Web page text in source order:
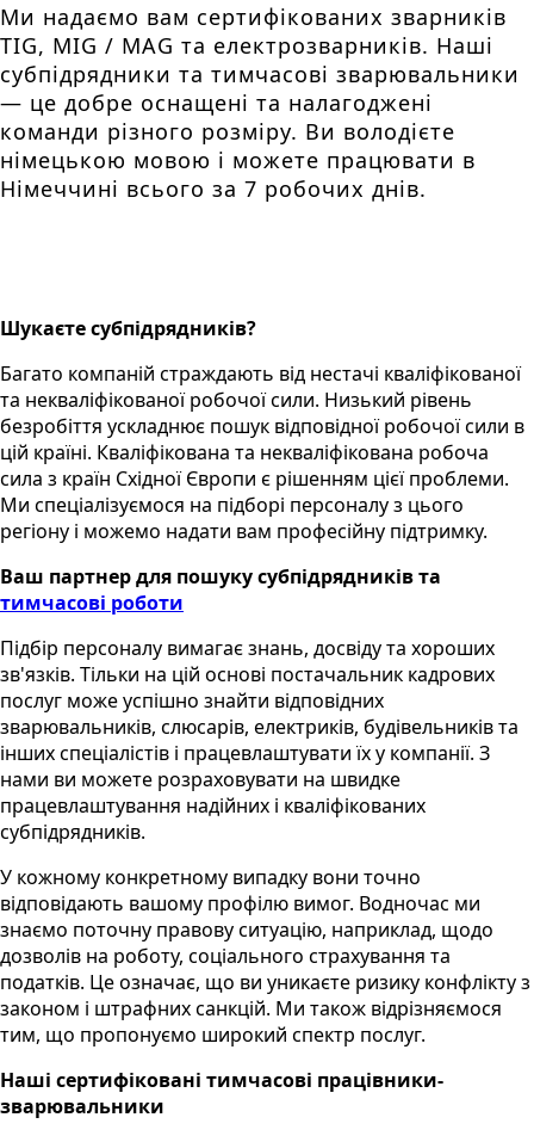
Ми надаємо вам сертифікованих зварників
TIG, MIG / MAG та електрозварників. Наші
субпідрядники та тимчасові зварювальники
— це добре оснащені та налагоджені
команди різного розміру. Ви володієте
німецькою мовою і можете працювати в
Німеччині всього за 7 робочих днів.
Шукаєте субпідрядників?
Багато компаній страждають від нестачі кваліфікованої
та некваліфікованої робочої сили. Низький рівень
безробіття ускладнює пошук відповідної робочої сили в
цій країні. Кваліфікована та некваліфікована робоча
сила з країн Східної Європи є рішенням цієї проблеми.
Ми спеціалізуємося на підборі персоналу з цього
регіону і можемо надати вам професійну підтримку.
Ваш партнер для пошуку субпідрядників та
тимчасові роботи
Підбір персоналу вимагає знань, досвіду та хороших
зв'язків. Тільки на цій основі постачальник кадрових
послуг може успішно знайти відповідних
зварювальників, слюсарів, електриків, будівельників та
інших спеціалістів і працевлаштувати їх у компанії. З
нами ви можете розраховувати на швидке
працевлаштування надійних і кваліфікованих
субпідрядників.
У кожному конкретному випадку вони точно
відповідають вашому профілю вимог. Водночас ми
знаємо поточну правову ситуацію, наприклад, щодо
дозволів на роботу, соціального страхування та
податків. Це означає, що ви уникаєте ризику конфлікту з
законом і штрафних санкцій. Ми також відрізняємося
тим, що пропонуємо широкий спектр послуг.
Наші сертифіковані тимчасові працівники-
зварювальники